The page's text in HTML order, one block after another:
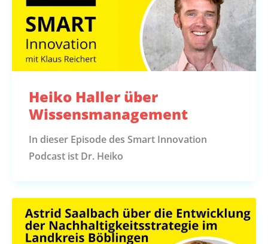
Heiko Haller über
Wissensmanagement
In dieser Episode des Smart Innovation
Podcast ist Dr. Heiko